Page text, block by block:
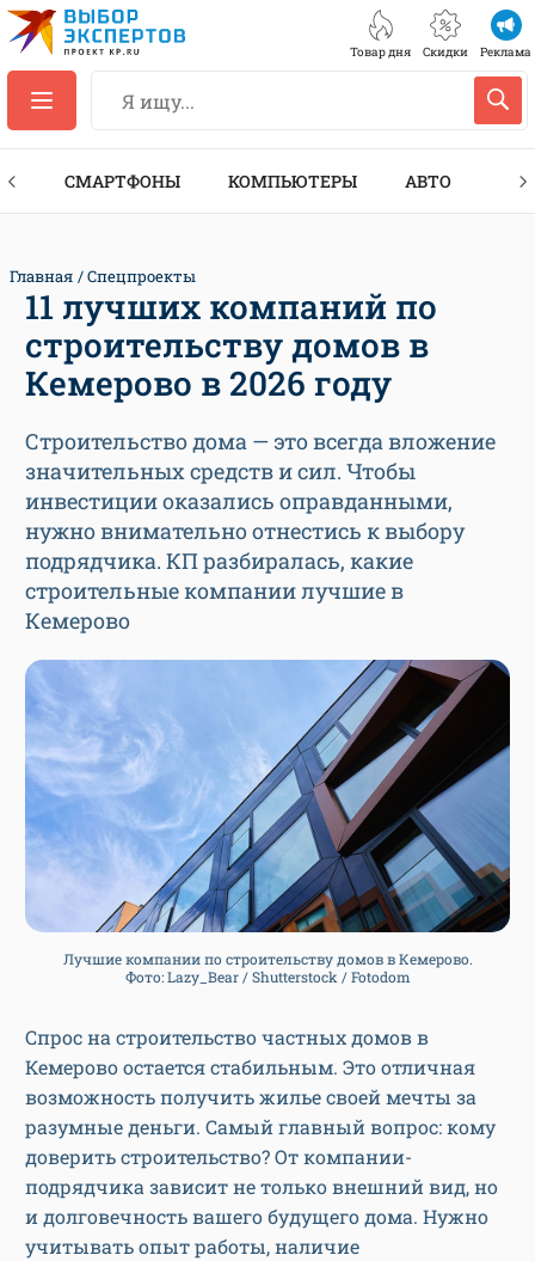
Товар дня Скидки Реклама
СМАРТФОНЫ КОМПЬЮТЕРЫ АВТО
Главная Спецпроекты
11 лучших компаний по
строительству домов в
Кемерово в 2026 году
Строительство дома — это всегда вложение
значительных средств и сил. Чтобы
инвестиции оказались оправданными,
нужно внимательно отнестись к выбору
подрядчика. КП разбиралась, какие
строительные компании лучшие в
Кемерово
Лучшие компании по строительству домов в Кемерово.
Фото: Lazy_Bear / Shutterstock / Fotodom
Спрос на строительство частных домов в
Кемерово остается стабильным. Это отличная
возможность получить жилье своей мечты за
разумные деньги. Самый главный вопрос: кому
доверить строительство? От компании-
подрядчика зависит не только внешний вид, но
и долговечность вашего будущего дома. Нужно
учитывать опыт работы, наличие